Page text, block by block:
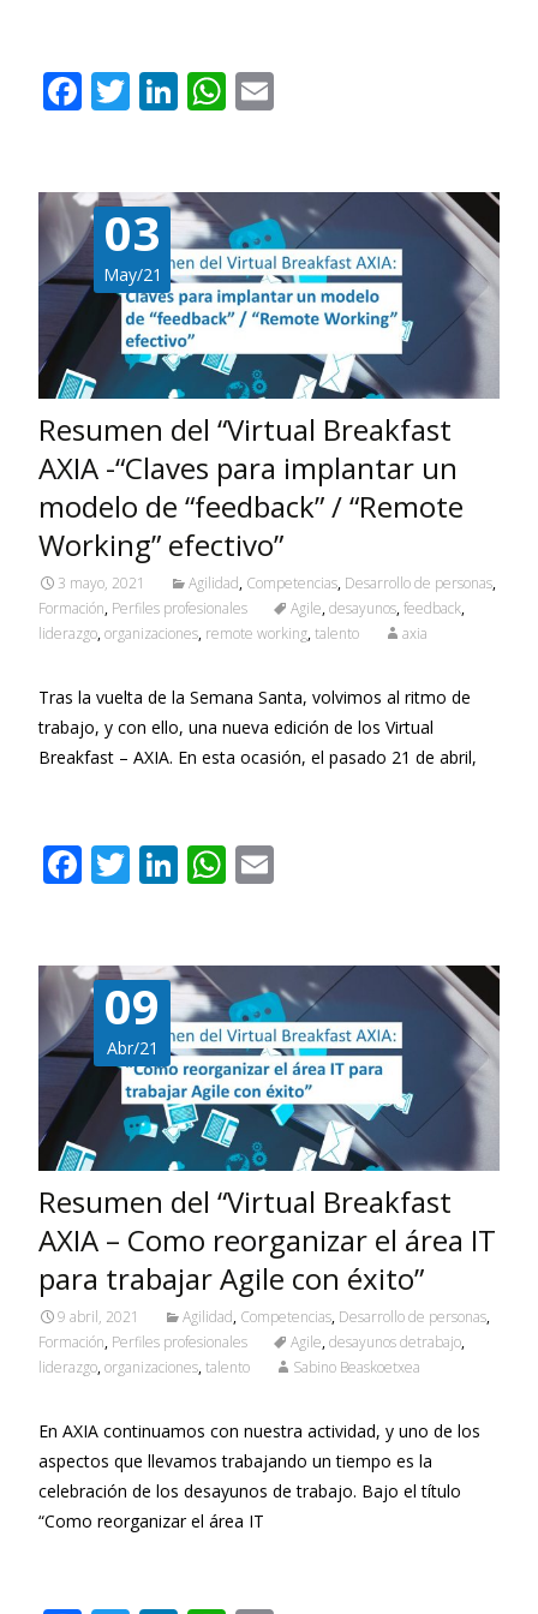
F
b
o
o
k
T
er
Li
e
dI
n
W
s
A
p
p
l
03
May/21
Resumen del “Virtual Breakfast
AXIA -“Claves para implantar un
modelo de “feedback” / “Remote
Working” efectivo”
3 mayo, 2021 Agilidad, Competencias, Desarrollo de personas,
Formación, Perfiles profesionales Agile,desayunos,feedback,
liderazgo,organizaciones, remote working,talento axia
Tras la vuelta de la Semana Santa, volvimos al ritmo de
trabajo, y con ello, una nueva edición de los Virtual
Breakfast – AXIA. En esta ocasión, el pasado 21 de abril,
F
b
o
o
k
T
er
Li
e
dI
n
W
s
A
p
p
l
09
Abr/21
Resumen del “Virtual Breakfast
AXIA – Como reorganizar el área IT
para trabajar Agile con éxito”
9 abril, 2021 Agilidad, Competencias, Desarrollo de personas,
Formación, Perfiles profesionales Agile,desayunos detrabajo,
liderazgo,organizaciones,talento Sabino Beaskoetxea
En AXIA continuamos con nuestra actividad, y uno de los
aspectos que llevamos trabajando un tiempo es la
celebración de los desayunos de trabajo. Bajo el título
“Como reorganizar el área IT